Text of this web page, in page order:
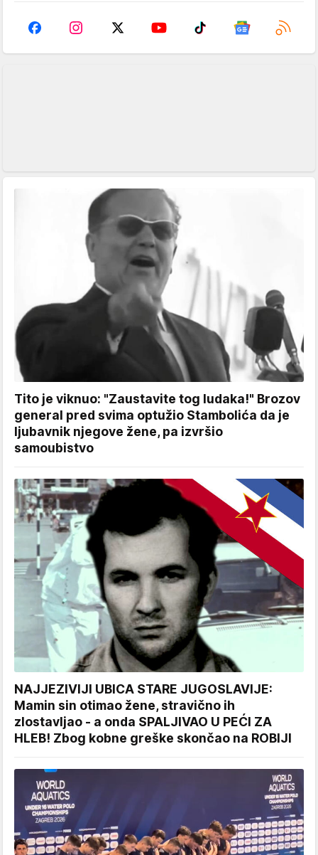
Tito je viknuo: "Zaustavite tog ludaka!" Brozov
general pred svima optužio Stambolića da je
ljubavnik njegove žene, pa izvršio
samoubistvo
NAJJEZIVIJI UBICA STARE JUGOSLAVIJE:
Mamin sin otimao žene, stravično ih
zlostavljao - a onda SPALJIVAO U PEĆI ZA
HLEB! Zbog kobne greške skončao na ROBIJI